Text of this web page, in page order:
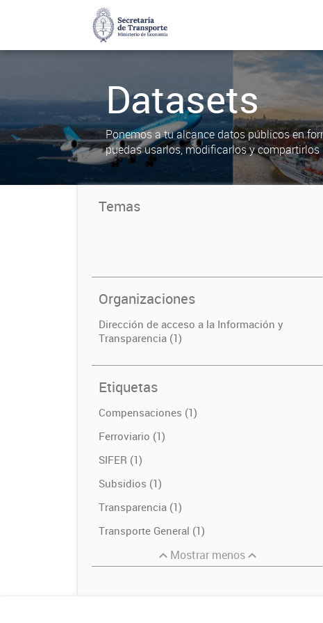
Datasets
Ponemos a tu alcance datos públicos en
puedas usarlos, modificarlos y compartirlos
Temas
Organizaciones
Dirección de acceso a la Información y
Transparencia (1)
Etiquetas
Compensaciones (1)
Ferroviario (1)
SIFER (1)
Subsidios (1)
Transparencia (1)
Transporte General (1)
Mostrar menos